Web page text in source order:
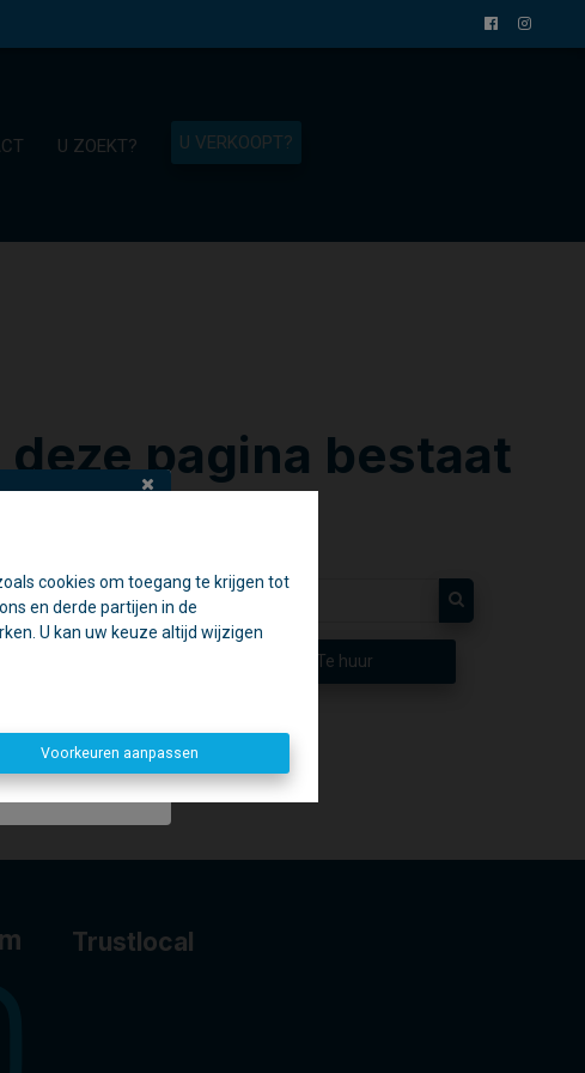
cookies om toegang te krijgen tot
en derde partijen in de
U kan uw keuze altijd wijzigen
Voorkeuren aanpassen
U ZOEKT? U VERKOOPT?
deze pagina bestaat
Te huur
Trustlocal